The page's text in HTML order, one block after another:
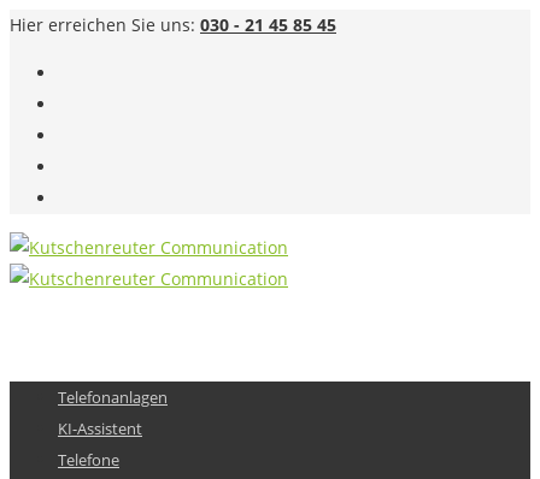
Hier erreichen Sie uns: 030 - 21 45 85 45
Telefonanlagen
KI-Assistent
Telefone